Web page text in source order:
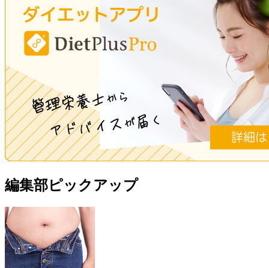
編集部ピックアップ